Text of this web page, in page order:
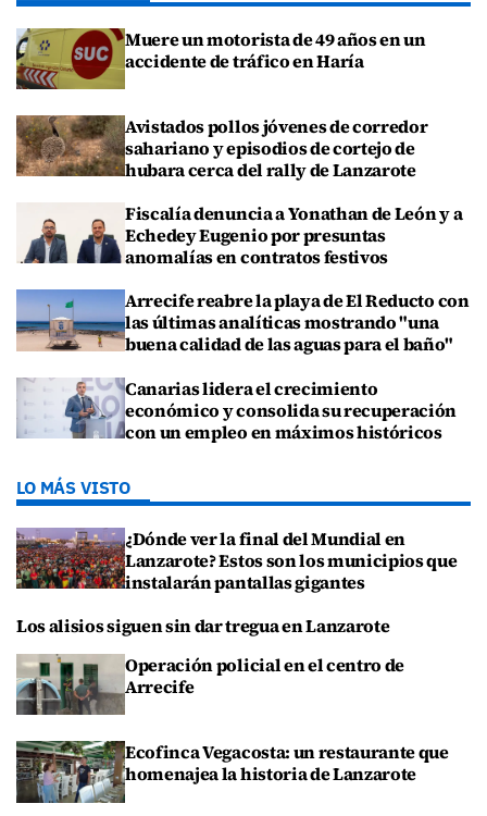
Muere un motorista de 49 años en un
accidente de tráfico en Haría
Avistados pollos jóvenes de corredor
sahariano y episodios de cortejo de
hubara cerca del rally de Lanzarote
Fiscalía denuncia a Yonathan de León y a
Echedey Eugenio por presuntas
anomalías en contratos festivos
Arrecife reabre la playa de El Reducto con
las últimas analíticas mostrando "una
buena calidad de las aguas para el baño"
Canarias lidera el crecimiento
económico y consolida su recuperación
con un empleo en máximos históricos
LO MÁS VISTO
¿Dónde ver la final del Mundial en
Lanzarote? Estos son los municipios que
instalarán pantallas gigantes
Los alisios siguen sin dar tregua en Lanzarote
Operación policial en el centro de
Arrecife
Ecofinca Vegacosta: un restaurante que
homenajea la historia de Lanzarote